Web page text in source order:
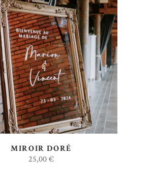
AJOUTER AU DEVIS
MIROIR DORÉ
25,00€